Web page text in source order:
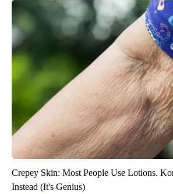
Crepey Skin: Most People Use Lotions.
Instead (It's Genius)